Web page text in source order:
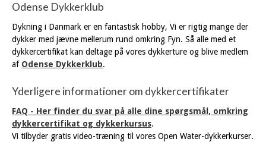
Odense Dykkerklub
Dykning i Danmark er en fantastisk hobby, Vi er rigtig mange der
dykker med jævne mellerum rund omkring Fyn. Så alle med et
dykkercertifikat kan deltage på vores dykkerture og blive medlem
af Odense Dykkerklub.
Yderligere informationer om dykkercertifikater
FAQ - Her finder du svar på alle dine spørgsmål, omkring
dykkercertifikat og dykkerkursus.
Vi tilbyder gratis video-træning til vores Open Water-dykkerkurser.